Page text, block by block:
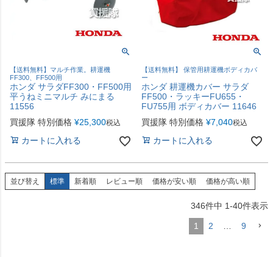
【送料無料】マルチ作業。耕運機
FF300、FF500用
ホンダ サラダFF300・FF500用
平うねミニマルチ みにまる
11556
買援隊 特別価格 ¥25,300税込
カートに入れる
【送料無料】 保管用耕運機ボディカバ
ー
ホンダ 耕運機カバー サラダ
FF500・ラッキーFU655・
FU755用 ボディカバー 11646
買援隊 特別価格 ¥7,040税込
カートに入れる
並び替え 標準 新着順 レビュー順 価格が安い順 価格が高い順
346件中 1-40件表示
1 2 9